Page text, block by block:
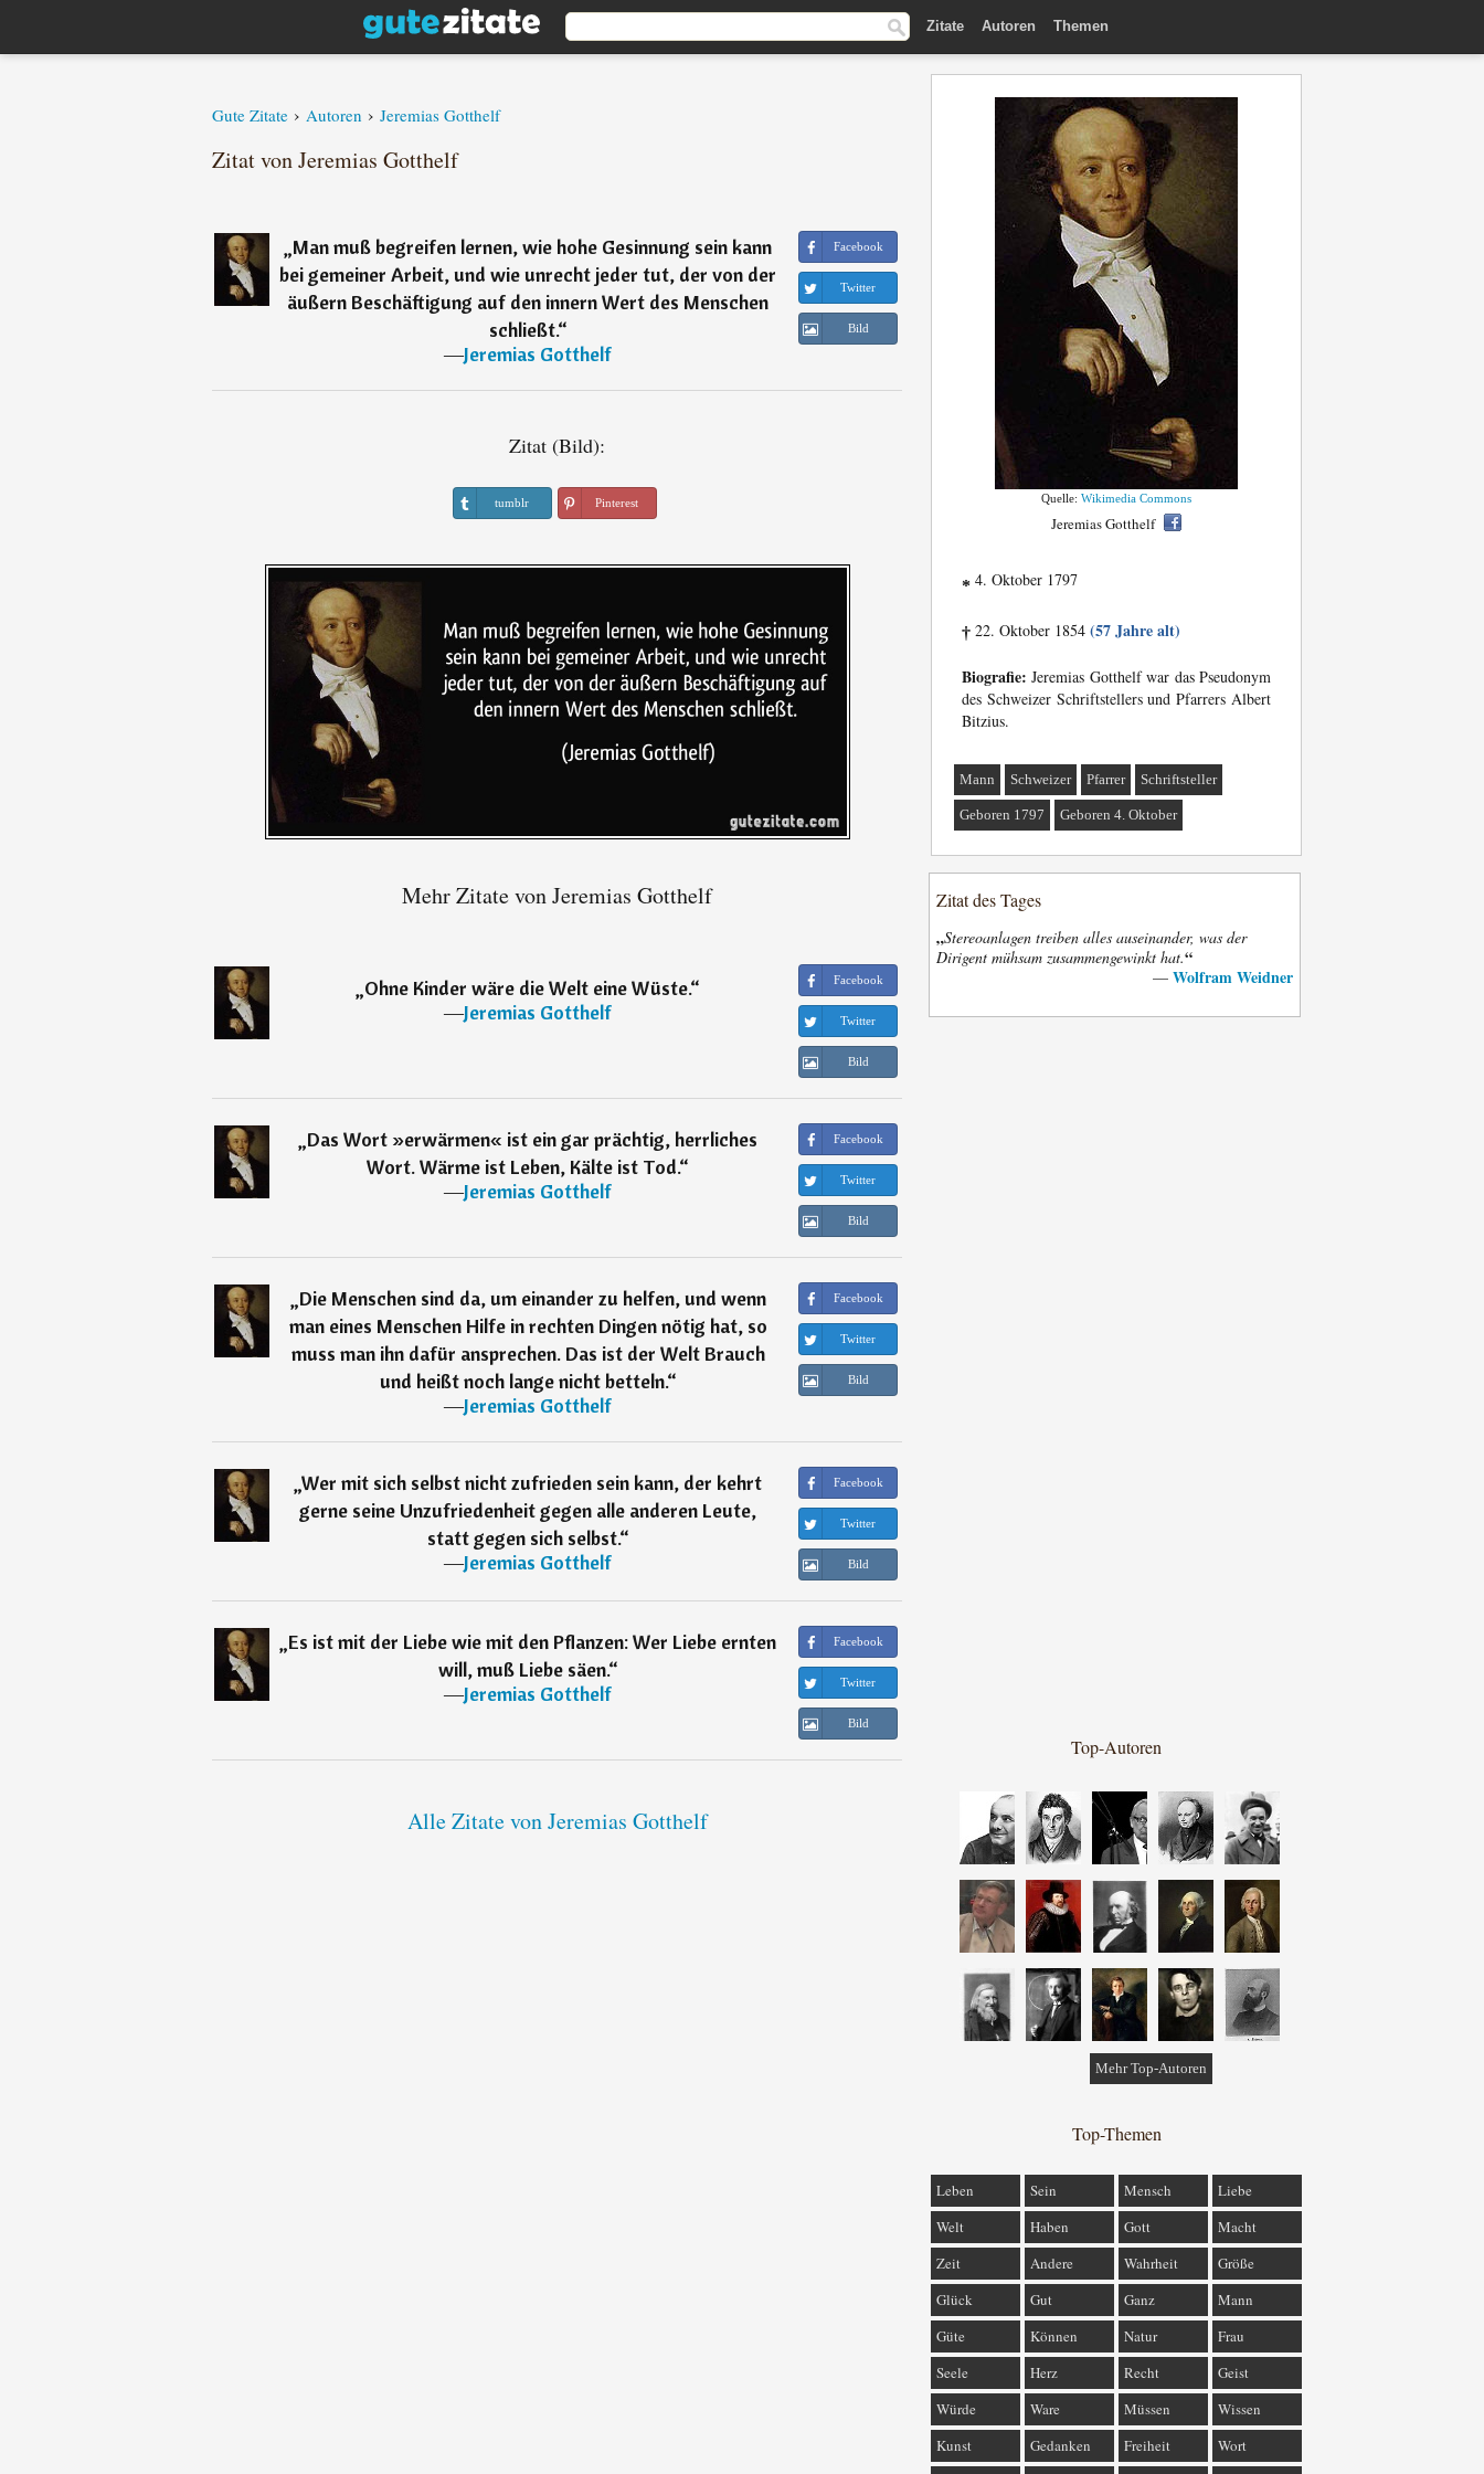
Zitate Autoren Themen
Gute Zitate › Autoren › Jeremias Gotthelf
Zitat von Jeremias Gotthelf
„Man muß begreifen lernen, wie hohe Gesinnung sein kann
bei gemeiner Arbeit, und wie unrecht jeder tut, der von der
äußern Beschäftigung auf den innern Wert des Menschen
schließt.“
―Jeremias Gotthelf
Facebook
Twitter
Bild
Zitat (Bild):
tumblr Pinterest
Mehr Zitate von Jeremias Gotthelf
„Ohne Kinder wäre die Welt eine Wüste.“
―Jeremias Gotthelf
Facebook
Twitter
Bild
„Das Wort »erwärmen« ist ein gar prächtig, herrliches
Wort. Wärme ist Leben, Kälte ist Tod.“
―Jeremias Gotthelf
Facebook
Twitter
Bild
„Die Menschen sind da, um einander zu helfen, und wenn
man eines Menschen Hilfe in rechten Dingen nötig hat, so
muss man ihn dafür ansprechen. Das ist der Welt Brauch
und heißt noch lange nicht betteln.“
―Jeremias Gotthelf
Facebook
Twitter
Bild
„Wer mit sich selbst nicht zufrieden sein kann, der kehrt
gerne seine Unzufriedenheit gegen alle anderen Leute,
statt gegen sich selbst.“
―Jeremias Gotthelf
Facebook
Twitter
Bild
„Es ist mit der Liebe wie mit den Pflanzen: Wer Liebe ernten
will, muß Liebe säen.“
―Jeremias Gotthelf
Facebook
Twitter
Bild
Alle Zitate von Jeremias Gotthelf
Quelle: Wikimedia Commons
Jeremias Gotthelf
* 4. Oktober 1797
† 22. Oktober 1854 (57 Jahre alt)
Biografie: Jeremias Gotthelf war das Pseudonym
des Schweizer Schriftstellers und Pfarrers Albert
Bitzius.
Mann Schweizer Pfarrer Schriftsteller
Geboren 1797 Geboren 4. Oktober
Zitat des Tages
„Stereoanlagen treiben alles auseinander, was der
Dirigent mühsam zusammengewinkt hat.“
— Wolfram Weidner
Top-Autoren
Mehr Top-Autoren
Top-Themen
Leben Sein Mensch
Liebe
Welt
Haben Gott
Macht
Zeit
Andere Wahrheit
Größe
Glück
Gut Ganz
Mann
Güte
Können Natur
Frau
Seele
Herz Recht
Geist
Würde
Ware Müssen
Wissen
Kunst
Gedanken Freiheit
Wort